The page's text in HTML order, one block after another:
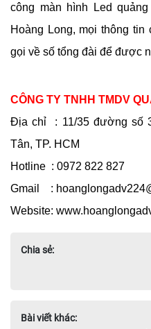
công màn hình Led
Hoàng Long, mọi thông
gọi về số tổng đài để được
CÔNG TY TNHH TMDV
Địa chỉ  : 11/35 đường số
Tân, TP. HCM
Hotline  : 0972 822 827
Gmail    :
Website:
Chia sẻ:
Bài viết khác: